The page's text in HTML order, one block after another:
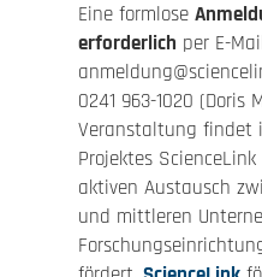
Eine formlose
erforderlich per E-
0241 963-1020 (Doris
Veranstaltung findet
Projektes
aktiven Austausch
und mittleren